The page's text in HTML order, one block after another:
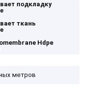
подкладку
ткань
Hdpe
метров